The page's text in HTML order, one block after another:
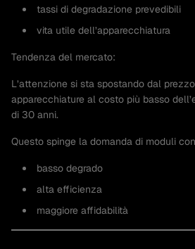
tassi di degradazione prevedibili
vita utile dell’apparecchiatura
Tendenza del mercato:
L’attenzione si sta spostando dal
apparecchiature al costo più basso
di 30 anni.
Questo spinge la domanda di moduli
basso degrado
alta efficienza
maggiore affidabilità